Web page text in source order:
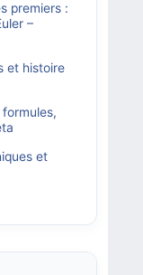
premiers :
–
et histoire
et